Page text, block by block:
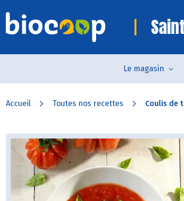
Le magasin
Accueil Toutes nos recettes Coulis de